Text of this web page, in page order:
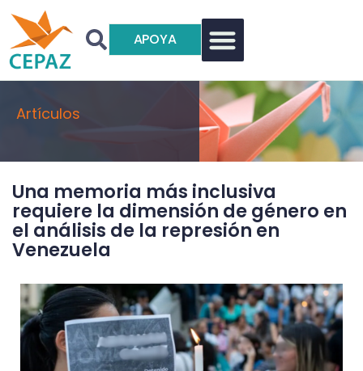
APOYA
Artículos
Una memoria más inclusiva
requiere la dimensión de género en
el análisis de la represión en
Venezuela